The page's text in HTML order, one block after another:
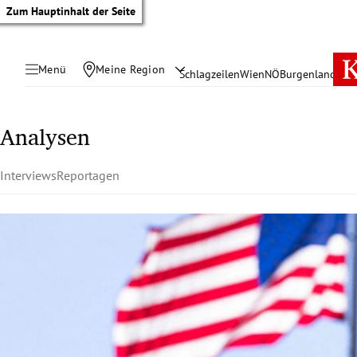
Zum Hauptinhalt der Seite
Menü Meine Region SchlagzeilenWienNÖBurgenland
Analysen
InterviewsReportagen